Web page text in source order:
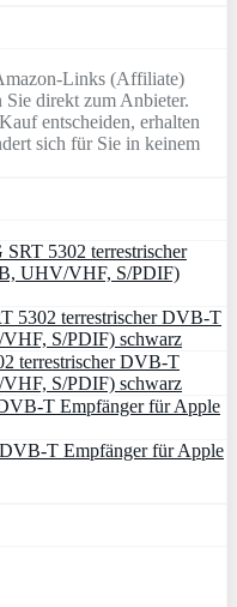
Links (Affiliate)
direkt zum Anbieter.
entscheiden, erhalten
sich für Sie in keinem
5302 terrestrischer
UHV/VHF, S/PDIF)
5302 terrestrischer DVB-T
S/PDIF) schwarz
terrestrischer DVB-T
S/PDIF) schwarz
T Empfänger für Apple
T Empfänger für Apple